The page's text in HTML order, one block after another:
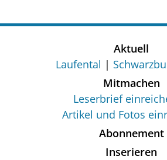
Aktuell
Laufental
Mitmachen
Leserbrief
Artikel und Fotos
Abonnement
Inserieren